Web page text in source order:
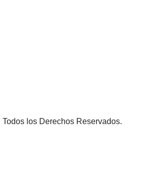
los Derechos Reservados.